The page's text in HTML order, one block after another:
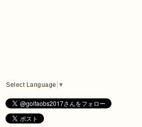
Select Language ▼